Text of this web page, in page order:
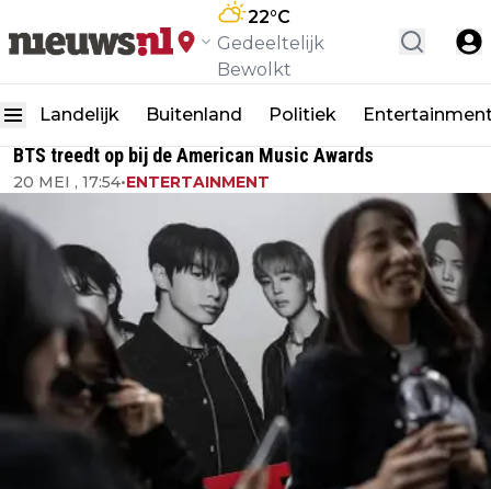
22°C
Gedeeltelijk
Bewolkt
Landelijk Buitenland Politiek
BTS treedt op bij de American Music Awards
20 MEI , 17:54•ENTERTAINMENT